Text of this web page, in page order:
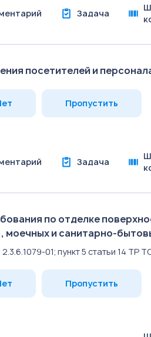
Задача
посетителей и
Пропустить
Задача
по отделке
моечных и санитарно-
01; пункт 5 статьи 14 ТР
Пропустить